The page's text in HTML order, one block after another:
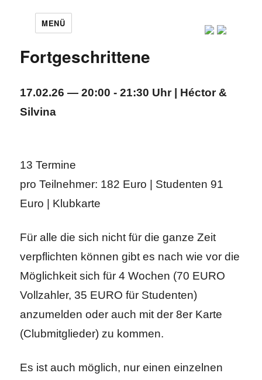
MENÜ
Fortgeschrittene
17.02.26 — 20:00 - 21:30 Uhr | Héctor &
Silvina
13 Termine
pro Teilnehmer: 182 Euro | Studenten 91
Euro | Klubkarte
Für alle die sich nicht für die ganze Zeit
verpflichten können gibt es nach wie vor die
Möglichkeit sich für 4 Wochen (70 EURO
Vollzahler, 35 EURO für Studenten)
anzumelden oder auch mit der 8er Karte
(Clubmitglieder) zu kommen.
Es ist auch möglich, nur einen einzelnen